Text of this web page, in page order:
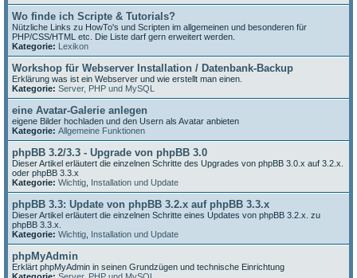
Wo finde ich Scripte & Tutorials?
Nützliche Links zu HowTo's und Scripten im allgemeinen und besonderen für
PHP/CSS/HTML etc. Die Liste darf gern erweitert werden.
Kategorie: Lexikon
Workshop für Webserver Installation / Datenbank-Backup
Erklärung was ist ein Webserver und wie erstellt man einen.
Kategorie: Server, PHP und MySQL
eine Avatar-Galerie anlegen
eigene Bilder hochladen und den Usern als Avatar anbieten
Kategorie: Allgemeine Funktionen
phpBB 3.2/3.3 - Upgrade von phpBB 3.0
Dieser Artikel erläutert die einzelnen Schritte des Upgrades von phpBB 3.0.x auf 3.2.x.
oder phpBB 3.3.x
Kategorie: Wichtig Installation und Update
phpBB 3.3: Update von phpBB 3.2.x auf phpBB 3.3.x
Dieser Artikel erläutert die einzelnen Schritte eines Updates von phpBB 3.2.x. zu
phpBB 3.3.x.
Kategorie: Wichtig Installation und Update
phpMyAdmin
Erklärt phpMyAdmin in seinen Grundzügen und technische Einrichtung